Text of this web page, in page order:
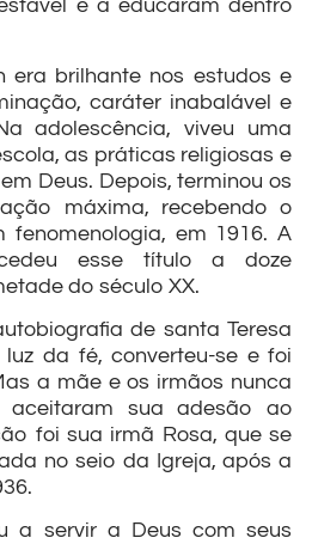
e a educaram dentro
era brilhante nos estudos e
caráter inabalável e
adolescência, viveu uma
as práticas religiosas e
Deus. Depois, terminou os
máxima, recebendo o
em 1916. A
esse título a doze
do século XX.
de santa Teresa
luz da fé, converteu-se e foi
a mãe e os irmãos nunca
aceitaram sua adesão ao
foi sua irmã Rosa, que se
no seio da Igreja, após a
a servir a Deus com seus